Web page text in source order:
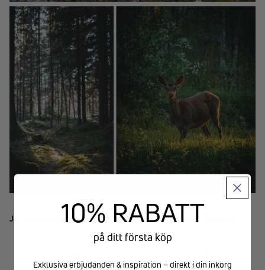
Jämtlandsalternativet: Vandra mellan Storulvån och Vålådalen
10% RABATT
på ditt första köp
Exklusiva erbjudanden & inspiration – direkt i din inkorg